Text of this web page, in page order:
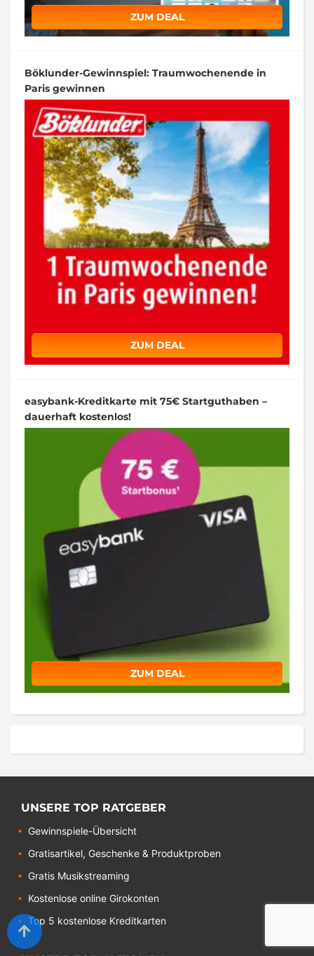
ZUM DEAL
Böklunder-Gewinnspiel: Traumwochenende in
Paris gewinnen
ZUM DEAL
easybank-Kreditkarte mit 75€ Startguthaben –
dauerhaft kostenlos!
ZUM DEAL
UNSERE TOP RATGEBER
Gewinnspiele-Übersicht
Gratisartikel, Geschenke & Produktproben
Gratis Musikstreaming
Kostenlose online Girokonten
Top 5 kostenlose Kreditkarten